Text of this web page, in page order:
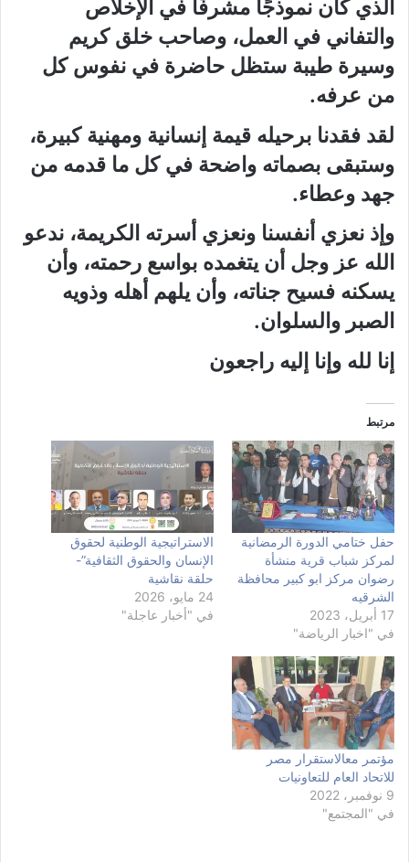
الذي كان نموذجًا مشرفًا في الإخلاص
والتفاني في العمل، وصاحب خلق كريم
وسيرة طيبة ستظل حاضرة في نفوس كل
من عرفه.
لقد فقدنا برحيله قيمة إنسانية ومهنية كبيرة،
وستبقى بصماته واضحة في كل ما قدمه من
جهد وعطاء.
وإذ نعزي أنفسنا ونعزي أسرته الكريمة، ندعو
الله عز وجل أن يتغمده بواسع رحمته، وأن
يسكنه فسيح جناته، وأن يلهم أهله وذويه
الصبر والسلوان.
إنا لله وإنا إليه راجعون
مرتبط
حفل ختامي الدورة الرمضانية
لمركز شباب قرية منشأة
رضوان مركز ابو كبير محافظة
الشرقيه
17 أبريل، 2023
في "اخبار الرياضة"
الاستراتيجية الوطنية لحقوق
الإنسان والحقوق الثقافية”-
حلقة نقاشية
24 مايو، 2026
في "أخبار عاجلة"
مؤتمر معالاستقرار مصر
للاتحاد العام للتعاونيات
9 نوفمبر، 2022
في "المجتمع"